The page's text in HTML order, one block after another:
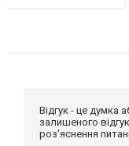
Відгук - це думка
залишеного
роз'яснення